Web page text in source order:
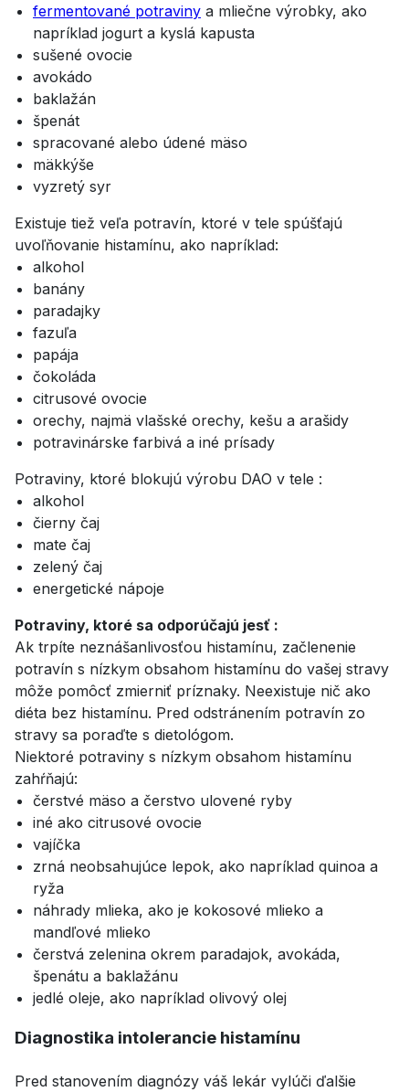
fermentované potraviny a mliečne výrobky, ako
napríklad jogurt a kyslá kapusta
sušené ovocie
avokádo
baklažán
špenát
spracované alebo údené mäso
mäkkýše
vyzretý syr
Existuje tiež veľa potravín, ktoré v tele spúšťajú
uvoľňovanie histamínu, ako napríklad:
alkohol
banány
paradajky
fazuľa
papája
čokoláda
citrusové ovocie
orechy, najmä vlašské orechy, kešu a arašidy
potravinárske farbivá a iné prísady
Potraviny, ktoré blokujú výrobu DAO v tele :
alkohol
čierny čaj
mate čaj
zelený čaj
energetické nápoje
Potraviny, ktoré sa odporúčajú jesť :
Ak trpíte neznášanlivosťou histamínu, začlenenie
potravín s nízkym obsahom histamínu do vašej stravy
môže pomôcť zmierniť príznaky. Neexistuje nič ako
diéta bez histamínu. Pred odstránením potravín zo
stravy sa poraďte s dietológom.
Niektoré potraviny s nízkym obsahom histamínu
zahŕňajú:
čerstvé mäso a čerstvo ulovené ryby
iné ako citrusové ovocie
vajíčka
zrná neobsahujúce lepok, ako napríklad quinoa a
ryža
náhrady mlieka, ako je kokosové mlieko a
mandľové mlieko
čerstvá zelenina okrem paradajok, avokáda,
špenátu a baklažánu
jedlé oleje, ako napríklad olivový olej
Diagnostika intolerancie histamínu
Pred stanovením diagnózy váš lekár vylúči ďalšie